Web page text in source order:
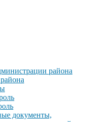
района
документы,